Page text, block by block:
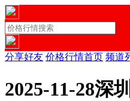
分享好友 价格行情首页 频道
2025-11-28深